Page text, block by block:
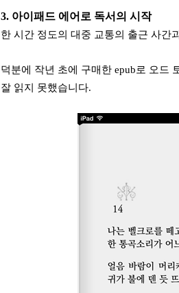
3. 아이패드 에어로 독서의 시작
한 시간 정도의 대중 교통의 출근 사간
덕분에 작년 초에 구매한 epub로 오드
잘 읽지 못했습니다.